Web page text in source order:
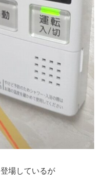
場しているが